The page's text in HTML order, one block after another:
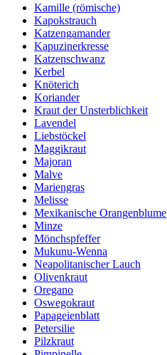
Kamille (römische)
Kapokstrauch
Katzengamander
Kapuzinerkresse
Katzenschwanz
Kerbel
Knöterich
Koriander
Kraut der Unsterblichkeit
Lavendel
Liebstöckel
Maggikraut
Majoran
Malve
Mariengras
Melisse
Mexikanische Orangenblume
Minze
Mönchspfeffer
Mukunu-Wenna
Neapolitanischer Lauch
Olivenkraut
Oregano
Oswegokraut
Papageienblatt
Petersilie
Pilzkraut